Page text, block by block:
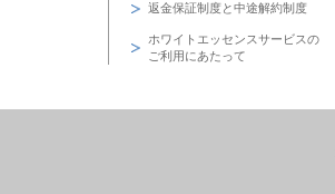
返金保証制度と中途解約制度
ホワイトエッセンスサービスの
ご利用にあたって